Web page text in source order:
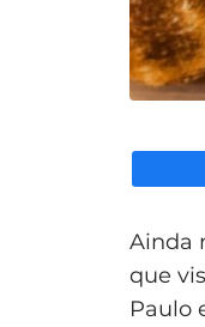
Ainda
que
Paulo